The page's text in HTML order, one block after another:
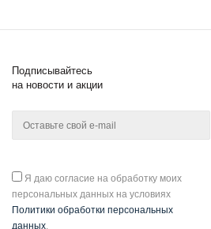
Подписывайтесь
на новости и акции
Я даю согласие на обработку моих
персональных данных на условиях
Политики обработки персональных
данных.